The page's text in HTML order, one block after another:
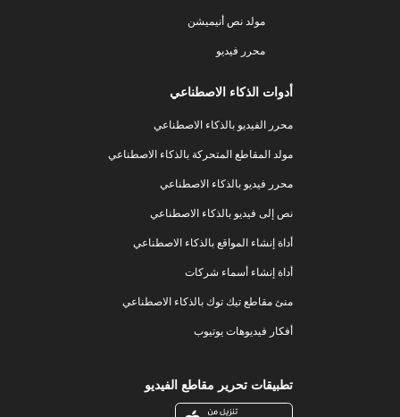
مولد نص أنيميشن
محرر فيديو
أدوات الذكاء الاصطناعي
محرر الفيديو بالذكاء الاصطناعي
مولد المقاطع المتحركة بالذكاء الاصطناعي
محرر فيديو بالذكاء الاصطناعي
نص إلى فيديو بالذكاء الاصطناعي
أداة إنشاء المواقع بالذكاء الاصطناعي
أداة إنشاء أسماء شركات
منئ مقاطع تيك توك بالذكاء الاصطناعي
أفكار فيديوهات يوتيوب
تطبيقات تحرير مقاطع الفيديو